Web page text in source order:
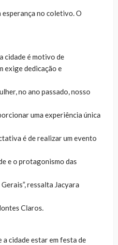
no coletivo. O
cidade é motivo de
exige dedicação e
no ano passado, nosso
uma experiência única
é de realizar um evento
e o protagonismo das
ressalta Jacyara
Claros.
cidade estar em festa de